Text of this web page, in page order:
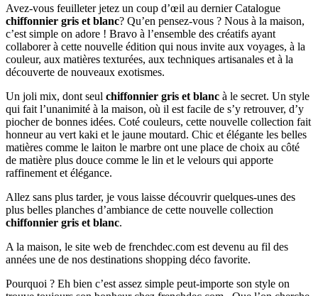
Avez-vous feuilleter jetez un coup d’œil au dernier Catalogue
chiffonnier gris et blanc? Qu’en pensez-vous ? Nous à la maison,
c’est simple on adore ! Bravo à l’ensemble des créatifs ayant
collaborer à cette nouvelle édition qui nous invite aux voyages, à la
couleur, aux matières texturées, aux techniques artisanales et à la
découverte de nouveaux exotismes.
Un joli mix, dont seul chiffonnier gris et blanc à le secret. Un style
qui fait l’unanimité à la maison, où il est facile de s’y retrouver, d’y
piocher de bonnes idées. Coté couleurs, cette nouvelle collection fait
honneur au vert kaki et le jaune moutard. Chic et élégante les belles
matières comme le laiton le marbre ont une place de choix au côté
de matière plus douce comme le lin et le velours qui apporte
raffinement et élégance.
Allez sans plus tarder, je vous laisse découvrir quelques-unes des
plus belles planches d’ambiance de cette nouvelle collection
chiffonnier gris et blanc.
A la maison, le site web de frenchdec.com est devenu au fil des
années une de nos destinations shopping déco favorite.
Pourquoi ? Eh bien c’est assez simple peut-importe son style on